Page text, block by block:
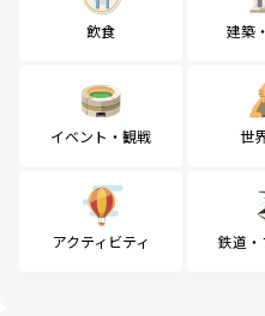
飲食 建築
イベント・観戦 世
アクティビティ 鉄道・